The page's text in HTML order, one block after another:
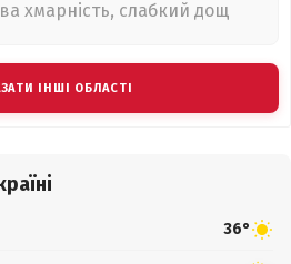
хмарність, слабкий дощ
ІНШІ ОБЛАСТІ
36°